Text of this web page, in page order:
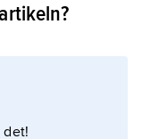
det!